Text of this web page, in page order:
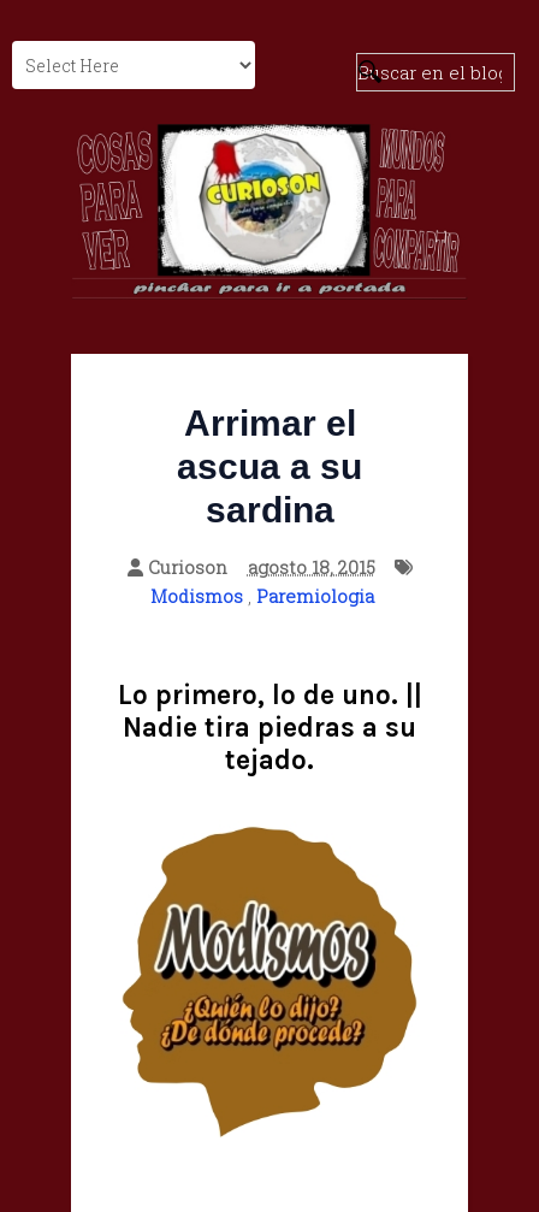
Arrimar el
ascua a su
sardina
Curioson
agosto 18, 2015
Modismos , Paremiologia
Lo primero, lo de uno. ||
Nadie tira piedras a su
tejado.